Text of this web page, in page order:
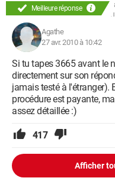
Meilleure réponse
Agathe
27 avr. 2010 à 10:42
Si tu tapes 3665 avant le
directement sur son
jamais testé à l'étranger).
procédure est payante,
assez détaillée :)
417
Afficher